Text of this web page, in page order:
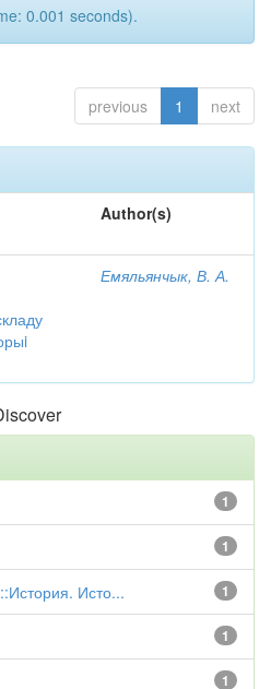
0.001 seconds).
previous 1 next
Author(s)
Емяльянчык, В. А.
1
1
1
Исто...
1
1